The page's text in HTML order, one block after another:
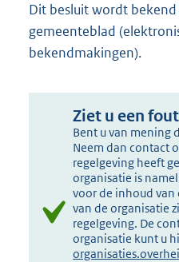
Dit besluit wordt
gemeenteblad
bekendmakingen).
Ziet u een
Bent u van mening
Neem dan contact
regelgeving heeft
organisatie is
voor de inhoud van
van de organisatie
regelgeving. De
organisatie kunt u